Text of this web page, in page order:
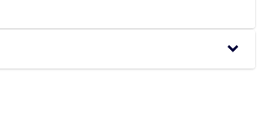
keyboard_arrow_down